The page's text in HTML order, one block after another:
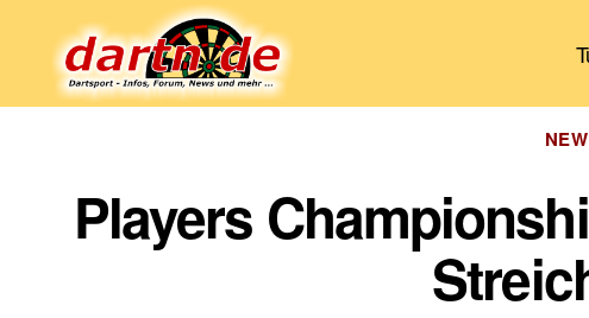
Players